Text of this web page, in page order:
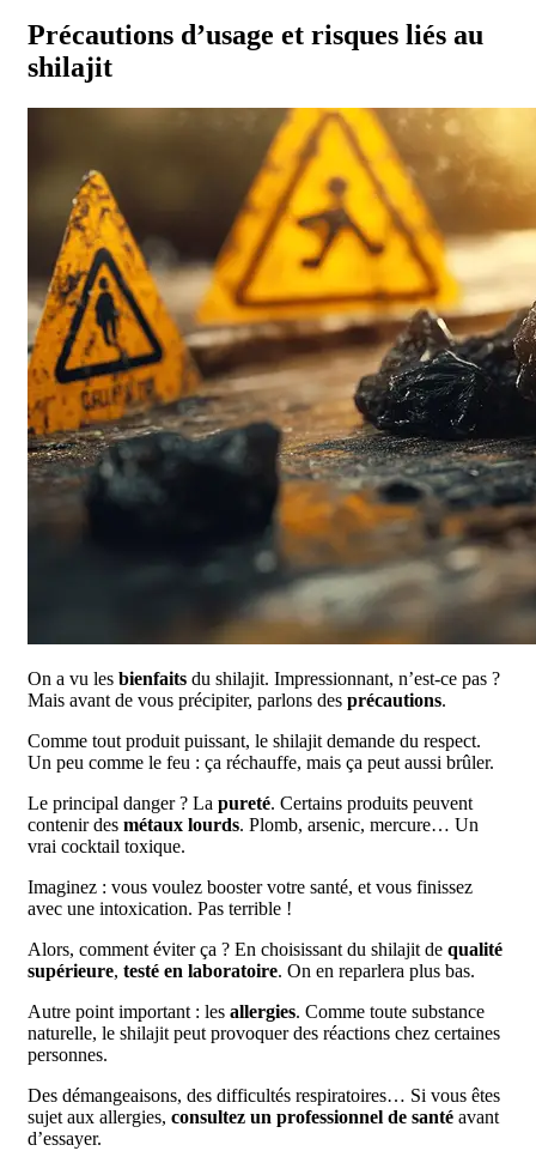
Précautions d’usage et risques liés au
shilajit
On a vu les bienfaits du shilajit. Impressionnant, n’est-ce pas ?
Mais avant de vous précipiter, parlons des précautions.
Comme tout produit puissant, le shilajit demande du respect.
Un peu comme le feu : ça réchauffe, mais ça peut aussi brûler.
Le principal danger ? La pureté. Certains produits peuvent
contenir des métaux lourds. Plomb, arsenic, mercure… Un
vrai cocktail toxique.
Imaginez : vous voulez booster votre santé, et vous finissez
avec une intoxication. Pas terrible !
Alors, comment éviter ça ? En choisissant du shilajit de qualité
supérieure, testé en laboratoire. On en reparlera plus bas.
Autre point important : les allergies. Comme toute substance
naturelle, le shilajit peut provoquer des réactions chez certaines
personnes.
Des démangeaisons, des difficultés respiratoires… Si vous êtes
sujet aux allergies, consultez un professionnel de santé avant
d’essayer.